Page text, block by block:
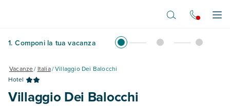
1. Componi la tua vacanza
Vacanze/ Italia/Villaggio Dei Balocchi
Hotel
Villaggio Dei Balocchi